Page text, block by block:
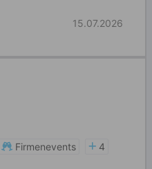
15.07.2026
Firmenevents
4